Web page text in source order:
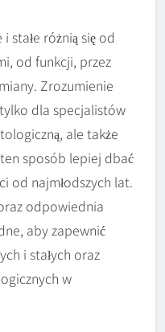
stałe różnią się od
od funkcji, przez
Zrozumienie
dla specjalistów
ale także
sposób lepiej dbać
od najmłodszych lat.
odpowiednia
aby zapewnić
i stałych oraz
w